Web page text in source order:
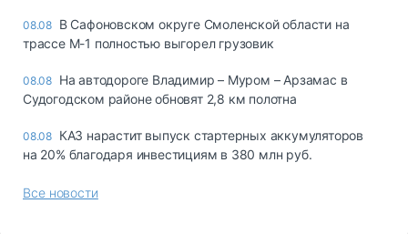
08.08 В Сафоновском округе Смоленской области на
трассе М-1 полностью выгорел грузовик
08.08 На автодороге Владимир – Муром – Арзамас в
Судогодском районе обновят 2,8 км полотна
08.08 КАЗ нарастит выпуск стартерных аккумуляторов
на 20% благодаря инвестициям в 380 млн руб.
Все новости